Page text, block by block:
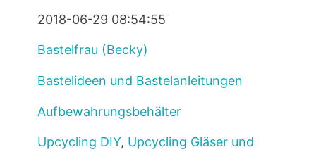
2018-06-29 08:54:55
Bastelfrau (Becky)
Bastelideen und Bastelanleitungen
Aufbewahrungsbehälter
Upcycling DIY, Upcycling Gläser und